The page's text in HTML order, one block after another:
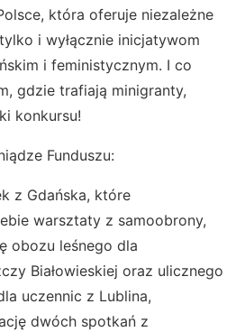
która oferuje niezależne
i wyłącznie inicjatywom
i feministycznym. I co
gdzie trafiają minigranty,
konkursu!
Funduszu:
z Gdańska, które
warsztaty z samoobrony,
obozu leśnego dla
Białowieskiej oraz ulicznego
uczennic z Lublina,
dwóch spotkań z